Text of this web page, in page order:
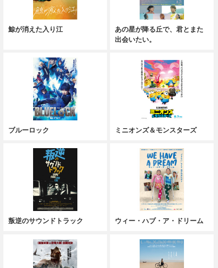
鯨が消えた入り江
あの星が降る丘で、君とまた
出会いたい。
ブルーロック ミニオンズ＆モンスターズ
叛逆のサウンドトラック ウィー・ハブ・ア・ドリーム